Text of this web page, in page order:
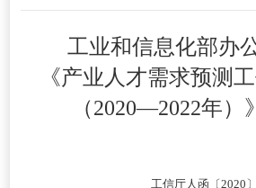
工业和信息化部办
《产业人才需求预测
（2020—2022年）
工信厅人函〔2020